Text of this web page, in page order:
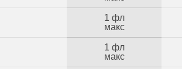
1 фл
макс
1 фл
макс